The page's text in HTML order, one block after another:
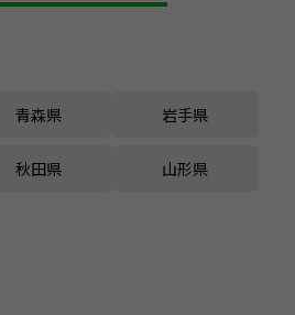
青森県 岩手県
秋田県 山形県